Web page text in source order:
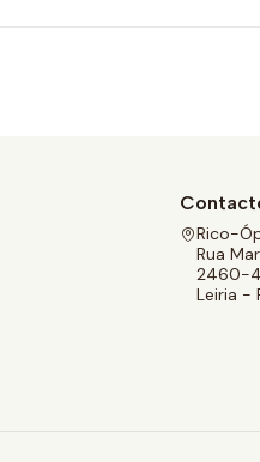
Rico-
Rua
2460-
Leiria -